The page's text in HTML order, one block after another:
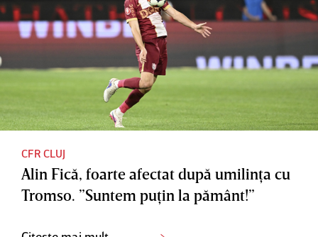
CFR CLUJ
Alin Fică, foarte afectat după umilinţa cu
Tromso. ”Suntem puţin la pământ!”